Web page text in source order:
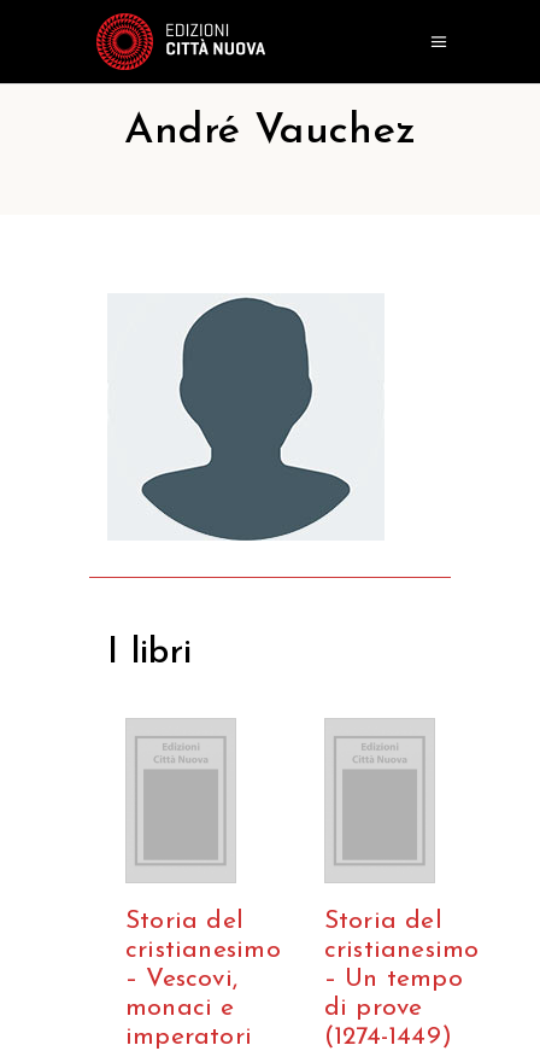
André Vauchez
I libri
Storia del
cristianesimo
– Vescovi,
monaci e
imperatori
Storia del
cristianesimo
– Un tempo
di prove
(1274-1449)